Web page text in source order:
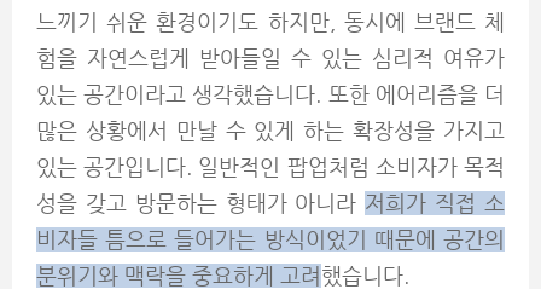
느끼기 쉬운 환경이기도 하지만, 동시에 브랜드 체
험을 자연스럽게 받아들일 수 있는 심리적 여유가
있는 공간이라고 생각했습니다. 또한 에어리즘을 더
많은 상황에서 만날 수 있게 하는 확장성을 가지고
있는 공간입니다. 일반적인 팝업처럼 소비자가 목적
성을 갖고 방문하는 형태가 아니라 저희가 직접 소
비자들 틈으로 들어가는 방식이었기 때문에 공간의
분위기와 맥락을 중요하게 고려 했습니다.